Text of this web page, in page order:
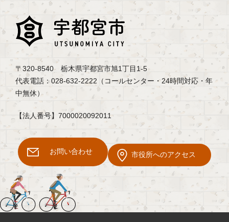
〒320-8540 栃木県宇都宮市旭1丁目1-5
代表電話：028-632-2222（コールセンター・24時間対応・年
中無休）
【法人番号】7000020092011
お問い合わせ 市役所へのアクセス